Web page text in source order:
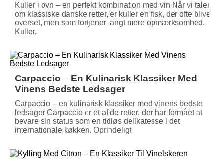
Kuller i ovn – en perfekt kombination med vin Når vi taler
om klassiske danske retter, er kuller en fisk, der ofte bliver
overset, men som fortjener langt mere opmærksomhed.
Kuller,
Carpaccio – En Kulinarisk Klassiker Med
Vinens Bedste Ledsager
Carpaccio – en kulinarisk klassiker med vinens bedste
ledsager Carpaccio er et af de retter, der har formået at
bevare sin status som en tidløs delikatesse i det
internationale køkken. Oprindeligt